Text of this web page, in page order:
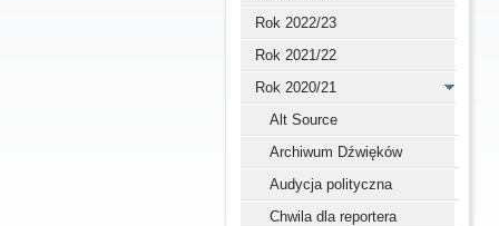
Rok 2022/23
Rok 2021/22
Rok 2020/21
Alt Source
Archiwum Dźwięków
Audycja polityczna
Chwila dla reportera